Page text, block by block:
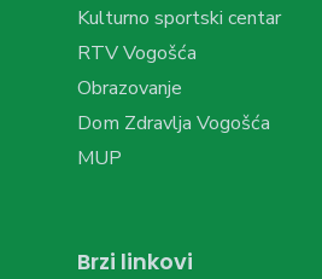
Kulturno sportski centar
RTV Vogošća
Obrazovanje
Dom Zdravlja Vogošća
MUP
Brzi linkovi